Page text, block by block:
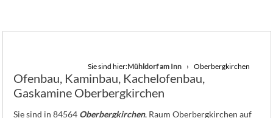
Sie sind hier:Mühldorf am Inn Oberbergkirchen
Ofenbau, Kaminbau, Kachelofenbau,
Gaskamine Oberbergkirchen
Sie sind in 84564 Oberbergkirchen, Raum Oberbergkirchen auf